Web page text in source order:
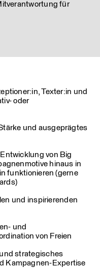
für
Texter:in und
oder
und ausgeprägtes
von Big
hinaus in
funktionieren (gerne
und inspirierenden
und
von Freien
strategisches
Kampagnen-Expertise